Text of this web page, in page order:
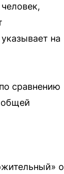
на
сравнению
общей
о